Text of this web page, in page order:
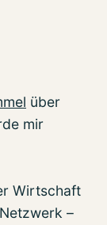
über
mir
Wirtschaft
–